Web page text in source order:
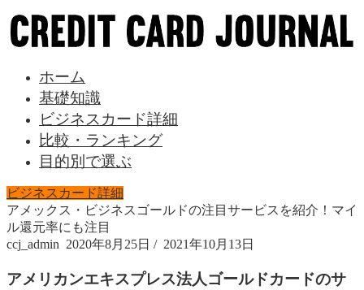
ホーム
基礎知識
ビジネスカード詳細
比較・ランキング
目的別で選ぶ
ビジネスカード詳細
アメックス・ビジネスゴールドの注目サービスを紹介！マイ
ル還元率にも注目
ccj_admin 2020年8月25日 / 2021年10月13日
アメリカンエキスプレス法人ゴールドカードのサ